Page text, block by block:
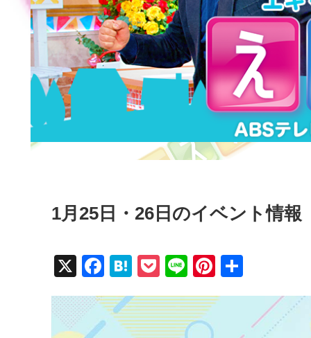
1月25日・26日のイベント情報
X
F
c
e
H
e
n
P
ck
et
Li
e
Pi
er